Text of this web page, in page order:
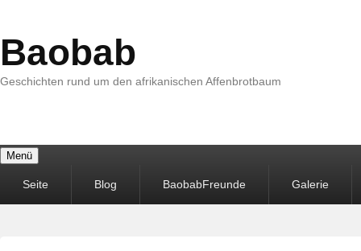
Baobab
Geschichten rund um den afrikanischen Affenbrotbaum
Menü
MenüSeite Blog BaobabFreunde Galerie